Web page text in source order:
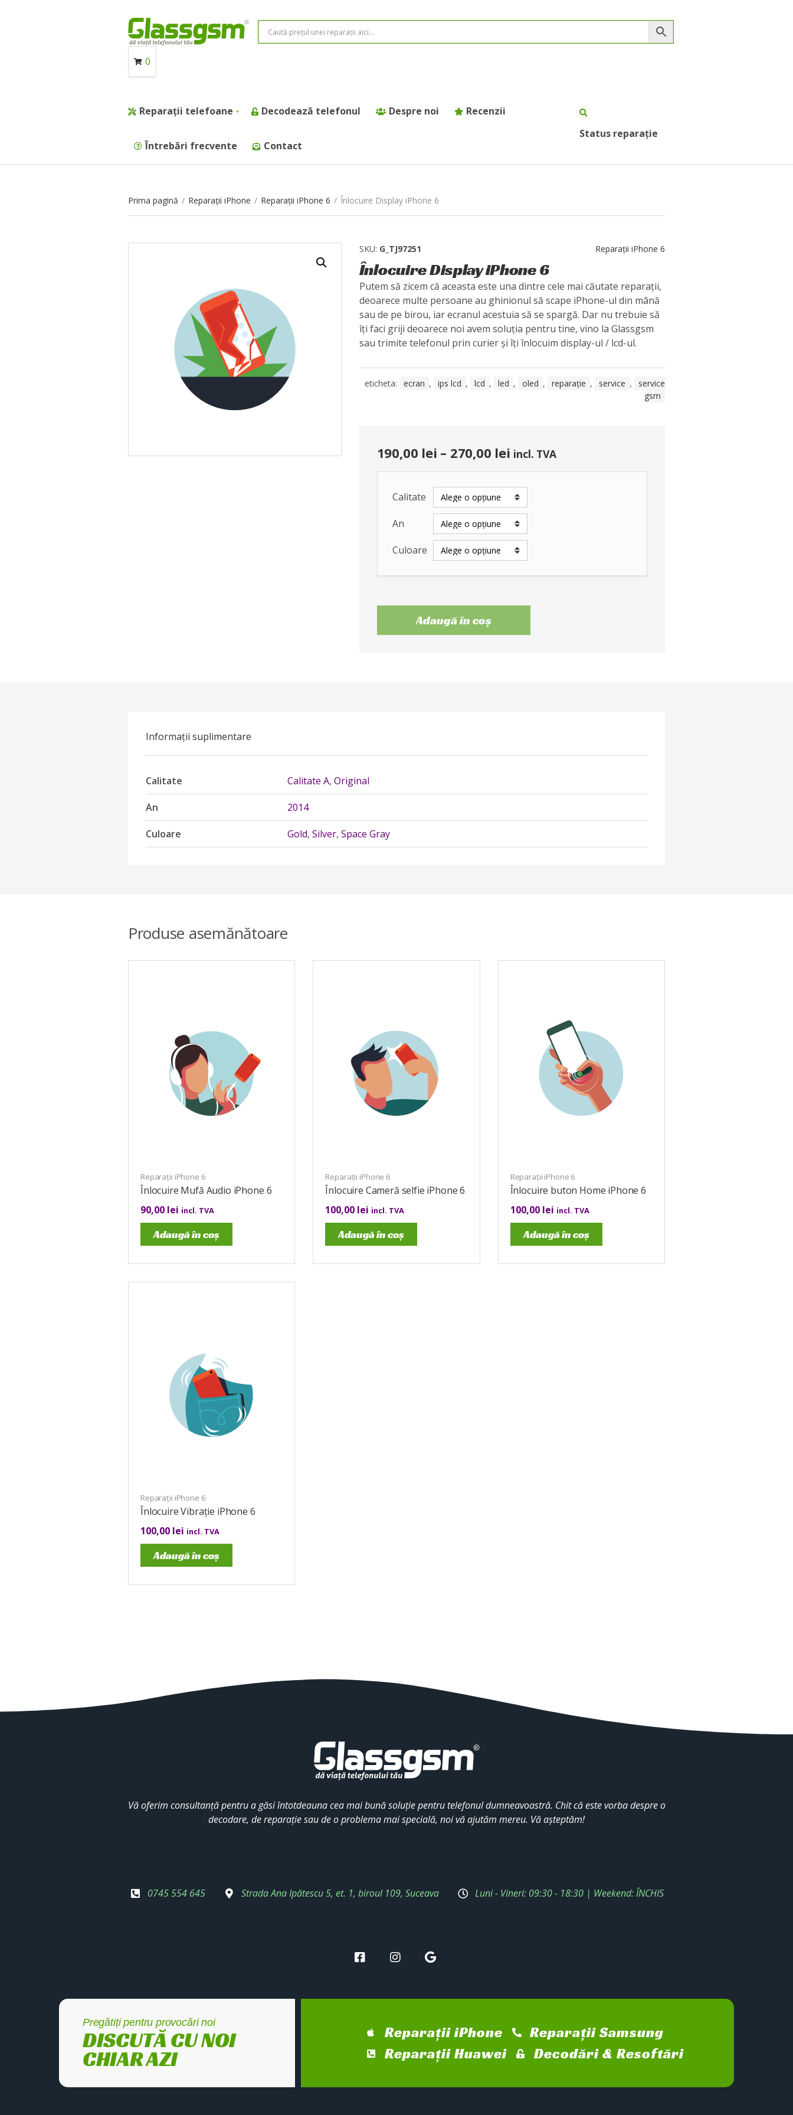
0
Reparații telefoane Decodează telefonul Despre noi Recenzii
Întrebări frecvente Contact
Status reparație
Prima pagină / Reparații iPhone / Reparații iPhone 6 / Înlocuire Display iPhone 6
SKU: G_TJ97251 Reparații iPhone 6
Înlocuire Display iPhone 6
Putem să zicem că aceasta este una dintre cele mai căutate reparații,
deoarece multe persoane au ghinionul să scape iPhone-ul din mână
sau de pe birou, iar ecranul acestuia să se spargă. Dar nu trebuie să
îți faci griji deoarece noi avem soluția pentru tine, vino la Glassgsm
sau trimite telefonul prin curier și îți înlocuim display-ul / lcd-ul.
eticheta: ecran , ips lcd , lcd , led , oled , reparație , service ,
service
gsm
190,00 lei – 270,00 lei incl. TVA
Calitate
An
Culoare
Adaugă în coș
Informații suplimentare
Calitate Calitate A, Original
An 2014
Culoare Gold, Silver, Space Gray
Produse asemănătoare
Reparații iPhone 6
Înlocuire Mufă Audio iPhone 6
90,00 lei incl. TVA
Adaugă în coș
Reparații iPhone 6
Înlocuire Cameră selfie iPhone 6
100,00 lei incl. TVA
Adaugă în coș
Reparații iPhone 6
Înlocuire buton Home iPhone 6
100,00 lei incl. TVA
Adaugă în coș
Reparații iPhone 6
Înlocuire Vibrație iPhone 6
100,00 lei incl. TVA
Adaugă în coș
Vă oferim consultanță pentru a găsi întotdeauna cea mai bună soluție pentru telefonul dumneavoastră. Chit că este vorba despre o
decodare, de reparație sau de o problema mai specială, noi vă ajutăm mereu. Vă așteptăm!
0745 554 645 Strada Ana Ipătescu 5, et. 1, biroul 109, Suceava Luni - Vineri: 09:30 - 18:30 | Weekend: ÎNCHIS
Pregătiți pentru provocări noi
DISCUTĂ CU NOI
CHIAR AZI
Reparații iPhone
Reparații Samsung
Reparații Huawei
Decodări & Resoftări